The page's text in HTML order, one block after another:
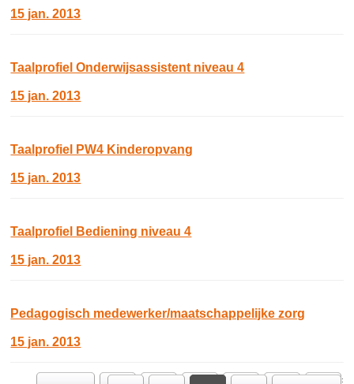
15 jan. 2013
Taalprofiel Onderwijsassistent niveau 4
15 jan. 2013
Taalprofiel PW4 Kinderopvang
15 jan. 2013
Taalprofiel Bediening niveau 4
15 jan. 2013
Pedagogisch medewerker/maatschappelijke zorg
15 jan. 2013
Ga naar pagina: